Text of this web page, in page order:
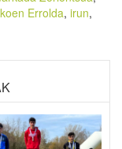
Errolda, irun,